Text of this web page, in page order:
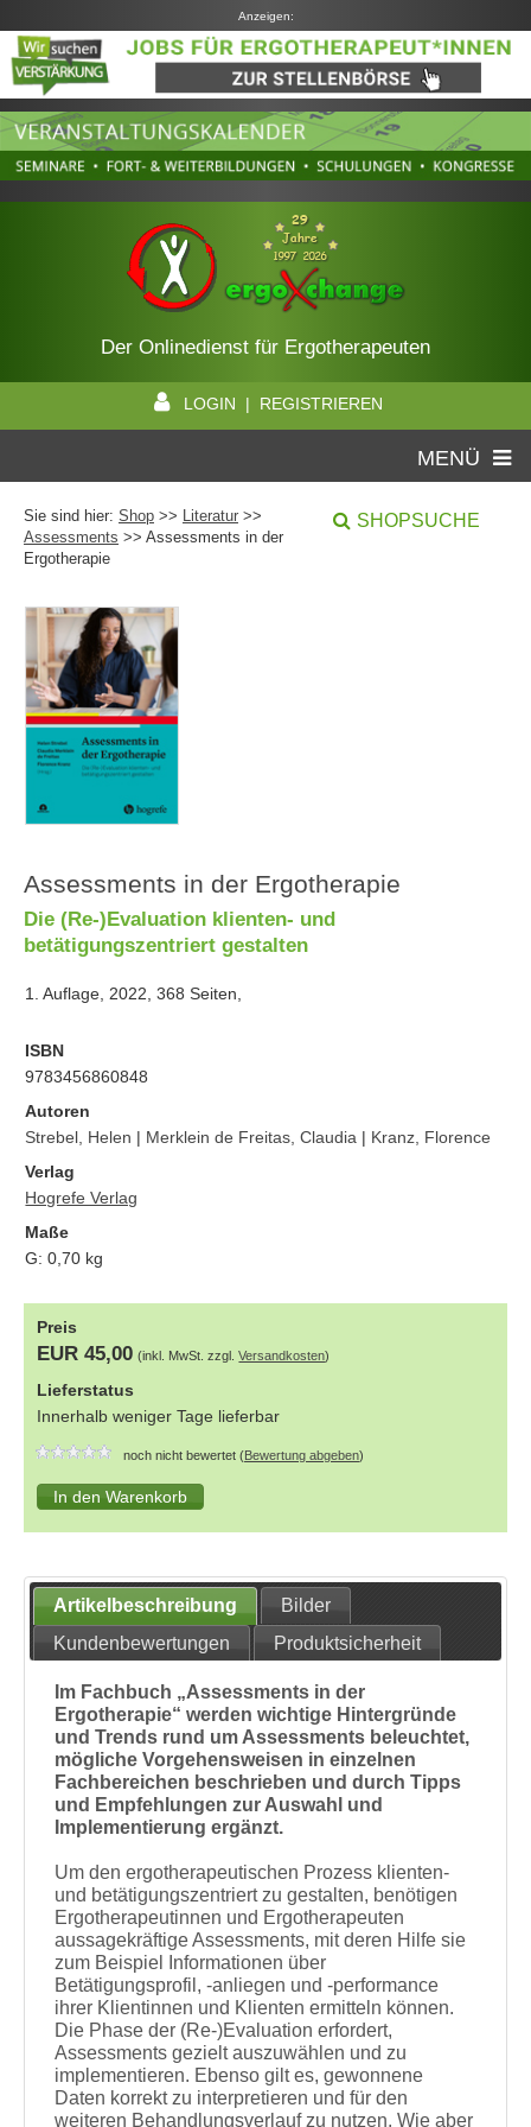
Anzeigen:
Der Onlinedienst für Ergotherapeuten
LOGIN | REGISTRIEREN
MENÜ
Sie sind hier: Shop >> Literatur >>
Assessments >> Assessments in der
Ergotherapie
SHOPSUCHE
Assessments in der Ergotherapie
Die (Re-)Evaluation klienten- und
betätigungszentriert gestalten
1. Auflage, 2022, 368 Seiten,
ISBN
9783456860848
Autoren
Strebel, Helen | Merklein de Freitas, Claudia | Kranz, Florence
Verlag
Hogrefe Verlag
Maße
G:0,70 kg
Preis
EUR 45,00 (inkl. MwSt. zzgl.Versandkosten)
Lieferstatus
Innerhalb weniger Tage lieferbar
noch nicht bewertet (Bewertung abgeben)
Artikelbeschreibung
Bilder
Kundenbewertungen
Produktsicherheit
Im Fachbuch „Assessments in der
Ergotherapie“ werden wichtige Hintergründe
und Trends rund um Assessments beleuchtet,
mögliche Vorgehensweisen in einzelnen
Fachbereichen beschrieben und durch Tipps
und Empfehlungen zur Auswahl und
Implementierung ergänzt.
Um den ergotherapeutischen Prozess klienten-
und betätigungszentriert zu gestalten, benötigen
Ergotherapeutinnen und Ergotherapeuten
aussagekräftige Assessments, mit deren Hilfe sie
zum Beispiel Informationen über
Betätigungsprofil, -anliegen und -performance
ihrer Klientinnen und Klienten ermitteln können.
Die Phase der (Re-)Evaluation erfordert,
Assessments gezielt auszuwählen und zu
implementieren. Ebenso gilt es, gewonnene
Daten korrekt zu interpretieren und für den
weiteren Behandlungsverlauf zu nutzen. Wie aber